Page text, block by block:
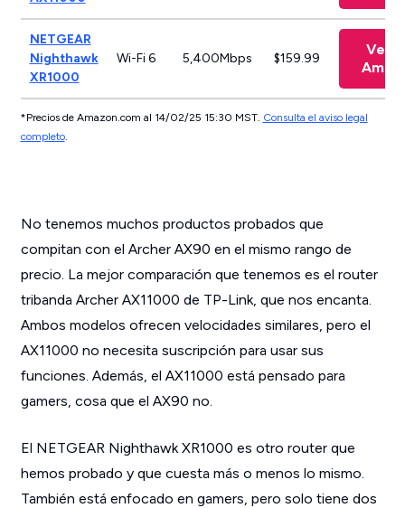
NETGEAR
Nighthawk
XR1000
Wi-Fi 6 5,400Mbps $159.99
Ver
*Precios de Amazon.com al 14/02/25 15:30 MST. Consulta el aviso legal
completo.
No tenemos muchos productos probados que
compitan con el Archer AX90 en el mismo rango de
precio. La mejor comparación que tenemos es el router
tribanda Archer AX11000 de TP-Link, que nos encanta.
Ambos modelos ofrecen velocidades similares, pero el
AX11000 no necesita suscripción para usar sus
funciones. Además, el AX11000 está pensado para
gamers, cosa que el AX90 no.
El NETGEAR Nighthawk XR1000 es otro router que
hemos probado y que cuesta más o menos lo mismo.
También está enfocado en gamers, pero solo tiene dos